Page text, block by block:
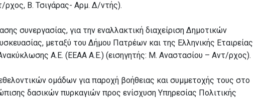
Β. Τσιγάρας- Αρμ. Δ/ντής).
συνεργασίας, για την εναλλακτική διαχείριση Δημοτικών
μεταξύ του Δήμου Πατρέων και της Ελληνικής Εταιρείας
Α.Ε. (ΕΕΑΑ Α.Ε.) (εισηγητής: Μ. Αναστασίου – Αντ/ρχος).
ομάδων για παροχή βοήθειας και συμμετοχής τους στο
δασικών πυρκαγιών προς ενίσχυση Υπηρεσίας Πολιτικής